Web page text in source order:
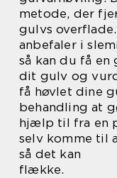
metode, der
gulvs
anbefaler i
så kan du få
dit gulv og
få høvlet dine
behandling at
hjælp til fra en
selv komme til
så det kan
flække.